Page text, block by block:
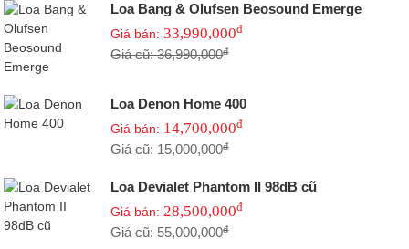
Loa Bang & Olufsen Beosound Emerge
Giá bán:33,990,000đ
Giá cũ: 36,990,000đ
Loa Denon Home 400
Giá bán: 14,700,000đ
Giá cũ: 15,000,000đ
Loa Devialet Phantom II 98dB cũ
Giá bán:28,500,000đ
Giá cũ: 55,000,000đ